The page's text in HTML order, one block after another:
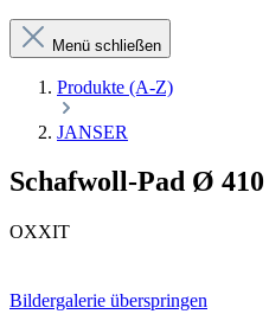
Menü schließen
Produkte (A-Z)
JANSER
Schafwoll-Pad Ø
OXXIT
Bildergalerie überspringen